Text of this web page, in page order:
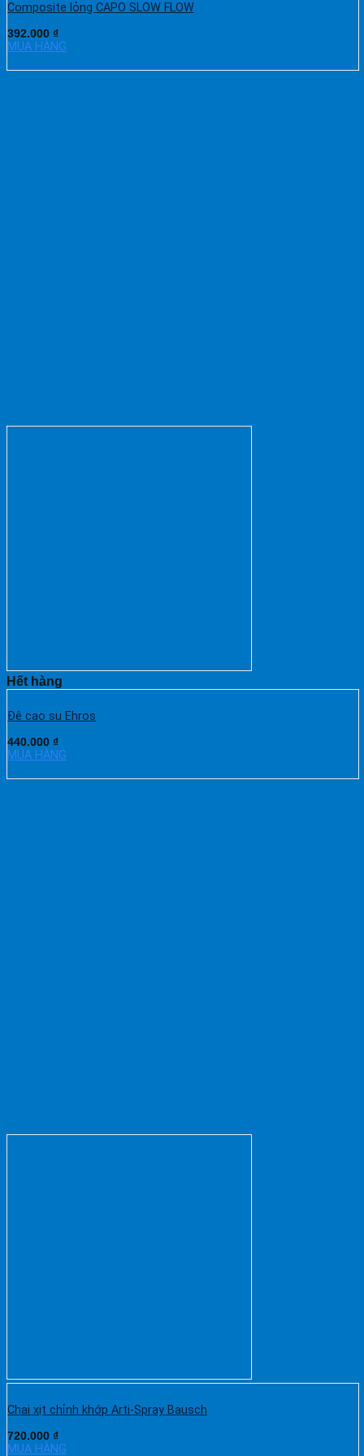
Composite lỏng CAPO SLOW FLOW
392.000 ₫
MUA HÀNG
Hết hàng
Đê cao su Ehros
440.000 ₫
MUA HÀNG
Chai xịt chỉnh khớp Arti-Spray Bausch
720.000 ₫
MUA HÀNG